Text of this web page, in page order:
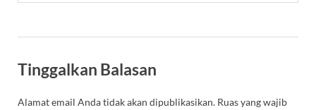
Tinggalkan Balasan
Alamat email Anda tidak akan dipublikasikan. Ruas yang wajib